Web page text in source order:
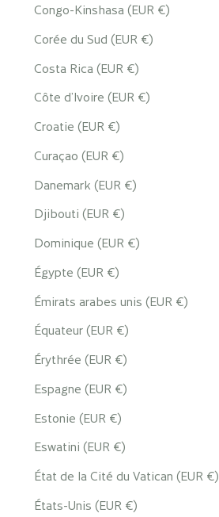
Congo-Kinshasa (EUR €)
Corée du Sud (EUR €)
Costa Rica (EUR €)
Côte d’Ivoire (EUR €)
Croatie (EUR €)
Curaçao (EUR €)
Danemark (EUR €)
Djibouti (EUR €)
Dominique (EUR €)
Égypte (EUR €)
Émirats arabes unis (EUR €)
Équateur (EUR €)
Érythrée (EUR €)
Espagne (EUR €)
Estonie (EUR €)
Eswatini (EUR €)
État de la Cité du Vatican (EUR €)
États-Unis (EUR €)